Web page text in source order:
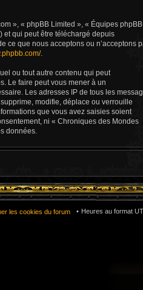
», « phpBB Limited », « Équipes
et qui peut être téléchargé depuis
ce que nous acceptons ou n’acceptons
.
ou tout autre contenu qui peut
Le faire peut vous mener à un
Les adresses IP de tous les
modifie, déplace ou verrouille
que vous avez saisies soient
ni « Chroniques des Mondes
données.
Heures au format
les cookies du forum